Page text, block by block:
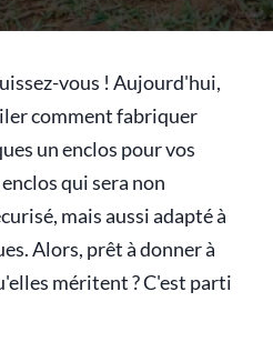
vous ! Aujourd'hui,
comment fabriquer
un enclos pour vos
qui sera non
mais aussi adapté à
Alors, prêt à donner à
méritent ? C'est parti